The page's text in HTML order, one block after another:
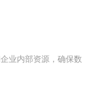
业内部资源，确保数